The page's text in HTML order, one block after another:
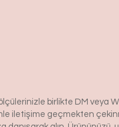
birlikte DM veya
iletişime geçmekten